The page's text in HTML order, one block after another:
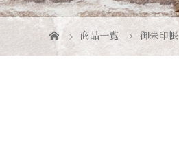
商品一覧 御朱印帳